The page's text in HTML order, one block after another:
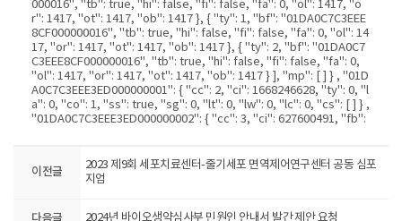
이전글
2023 제9회 세포치료센터-줄기세포 면역제어연구센터 공동 심포
지엄
2024년 바이오생약심사부 민원인 안내서 발간 제안 요청